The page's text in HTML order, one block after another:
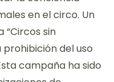
en el circo. Un
sin
prohibición del uso
campaña ha sido